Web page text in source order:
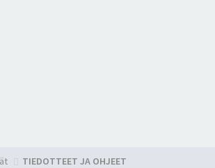
TIEDOTTEET JA OHJEET